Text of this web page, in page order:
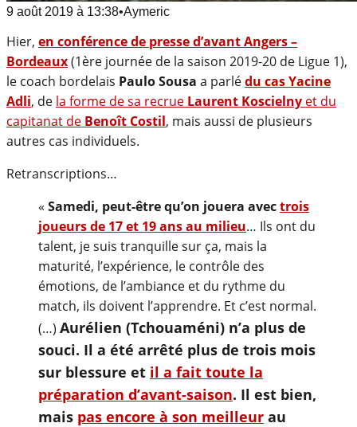
9 août 2019 à 13:38•Aymeric
Hier, en conférence de presse d’avant Angers –
Bordeaux(1ère journée de la saison 2019-20 de Ligue 1),
le coach bordelais Paulo Sousa a parlédu cas Yacine
Adli, de la forme de sa recrue Laurent Koscielny et du
capitanat de Benoît Costil, mais aussi de plusieurs
autres cas individuels.
Retranscriptions…
« Samedi, peut-être qu’on jouera avectrois
joueurs de 17 et 19 ans au milieu… Ils ont du
talent, je suis tranquille sur ça, mais la
maturité, l’expérience, le contrôle des
émotions, de l’ambiance et du rythme du
match, ils doivent l’apprendre. Et c’est normal.
(…) Aurélien (Tchouaméni) n’a plus de
souci. Il a été arrêté plus de trois mois
sur blessure et il a fait toute la
préparation d’avant-saison. Il est bien,
mais pas encore à son meilleur au